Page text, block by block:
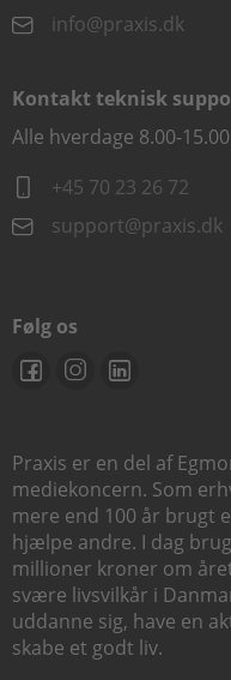
info@praxis.dk
Kontakt teknisk
Alle hverdage 8.00-15.00
+45 70 23 26 72
support@praxis.dk
Følg os
Praxis er en del af
mediekoncern. Som
mere end 100 år brugt
hjælpe andre. I dag
millioner kroner om
svære livsvilkår i
uddanne sig, have en
skabe et godt liv.